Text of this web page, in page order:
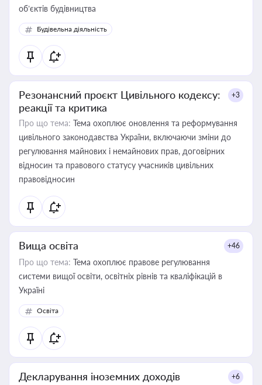
об’єктів будівництва
Будівельна діяльність
Резонансний проєкт Цивільного кодексу:
реакції та критика
+3
Про що тема: Тема охоплює оновлення та реформування
цивільного законодавства України, включаючи зміни до
регулювання майнових і немайнових прав, договірних
відносин та правового статусу учасників цивільних
правовідносин
Вища освіта +46
Про що тема: Тема охоплює правове регулювання
системи вищої освіти, освітніх рівнів та кваліфікацій в
Україні
Освіта
Декларування іноземних доходів +6